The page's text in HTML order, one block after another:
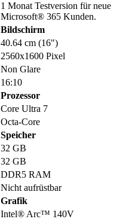
1 Monat Testversion für neue
Microsoft® 365 Kunden.
Bildschirm
40.64 cm (16")
2560x1600 Pixel
Non Glare
16:10
Prozessor
Core Ultra 7
Octa-Core
Speicher
32 GB
32 GB
DDR5 RAM
Nicht aufrüstbar
Grafik
Intel® Arc™ 140V